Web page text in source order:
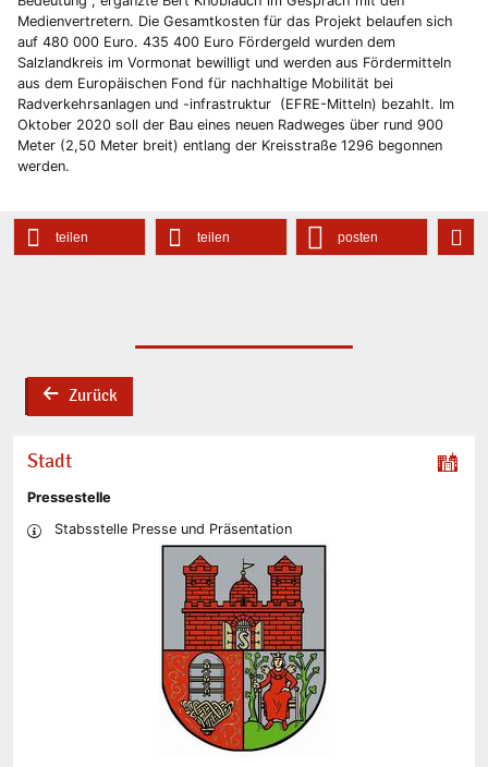
Medienvertretern. Die Gesamtkosten für das Projekt belaufen sich
auf 480 000 Euro. 435 400 Euro Fördergeld wurden dem
Salzlandkreis im Vormonat bewilligt und werden aus Fördermitteln
aus dem Europäischen Fond für nachhaltige Mobilität bei
Radverkehrsanlagen und -infrastruktur (EFRE-Mitteln) bezahlt. Im
Oktober 2020 soll der Bau eines neuen Radweges über rund 900
Meter (2,50 Meter breit) entlang der Kreisstraße 1296 begonnen
werden.
teilen teilen posten
backZurück
Stadt
Pressestelle
Stabsstelle Presse und Präsentation